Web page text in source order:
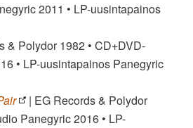
2011 • LP-uusintapainos
& Polydor 1982 • CD+DVD-
• LP-uusintapainos Panegyric
| EG Records & Polydor
Panegyric 2016 • LP-